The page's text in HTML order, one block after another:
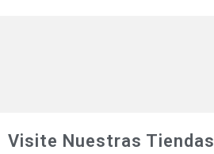
Visite Nuestras Tiendas